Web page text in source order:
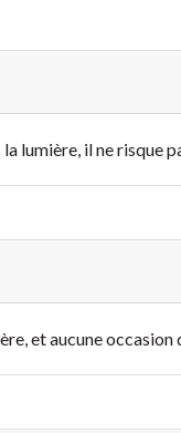
lumière, il ne risque
et aucune occasion